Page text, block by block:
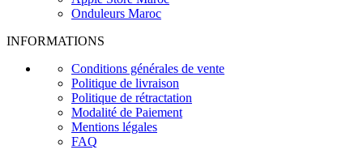
Onduleurs Maroc
INFORMATIONS
Conditions générales de vente
Politique de livraison
Politique de rétractation
Modalité de Paiement
Mentions légales
FAQ